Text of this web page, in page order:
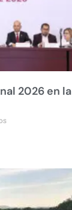
2026 en la